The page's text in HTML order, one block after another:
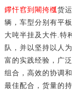
鑻忓窞到闀挎槬货
辆，车型分别有平
大吨半挂及大件.特
队，并以坚持以人
富的实践经验，广
组合，高效的协调
最佳配合，货量的